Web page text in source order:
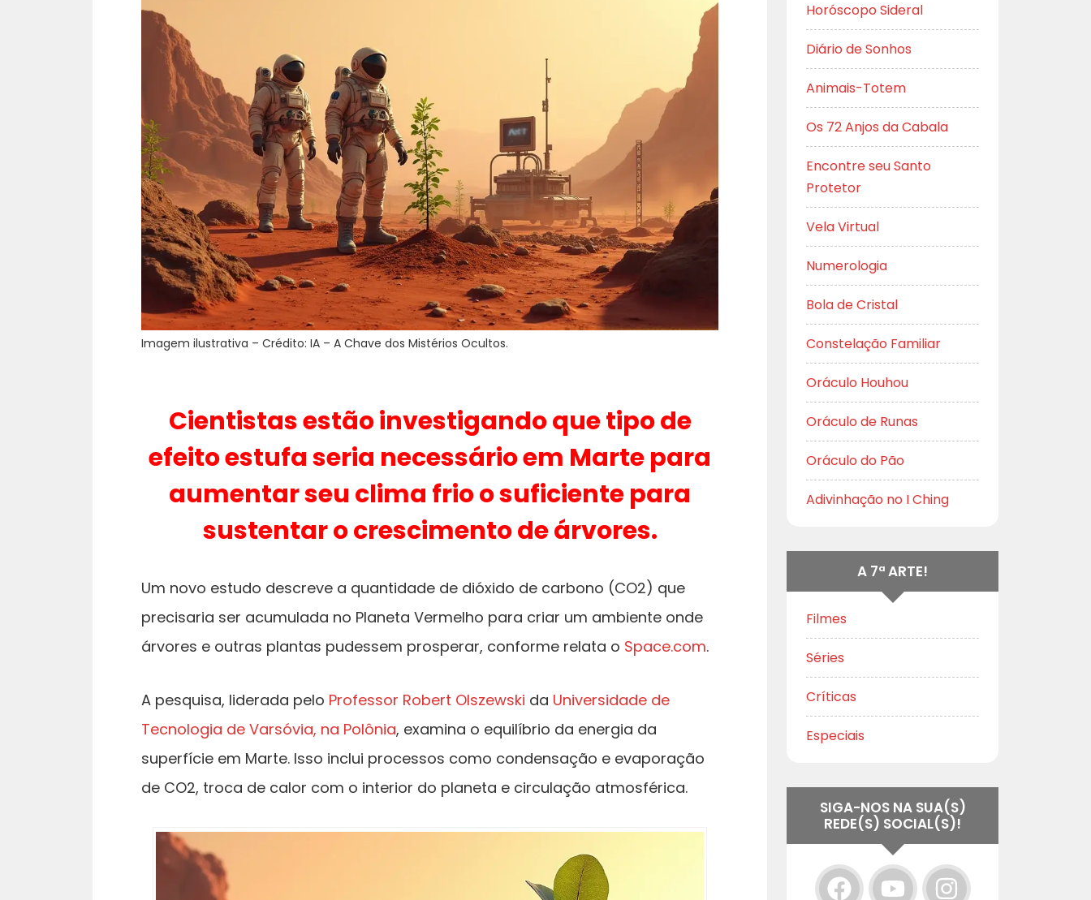
Imagem ilustrativa – Crédito: IA – A Chave dos Mistérios Ocultos.
Cientistas estão investigando que tipo de
efeito estufa seria necessário em Marte para
aumentar seu clima frio o suficiente para
sustentar o crescimento de árvores.
Um novo estudo descreve a quantidade de dióxido de carbono (CO2) que
precisaria ser acumulada no Planeta Vermelho para criar um ambiente onde
árvores e outras plantas pudessem prosperar, conforme relata o Space.com.
A pesquisa, liderada pelo Professor Robert Olszewski da Universidade de
Tecnologia de Varsóvia, na Polônia, examina o equilíbrio da energia da
superfície em Marte. Isso inclui processos como condensação e evaporação
de CO2, troca de calor com o interior do planeta e circulação atmosférica.
Horóscopo Sideral
Diário de Sonhos
Animais-Totem
Os 72 Anjos da Cabala
Encontre seu Santo
Protetor
Vela Virtual
Numerologia
Bola de Cristal
Constelação Familiar
Oráculo Houhou
Oráculo de Runas
Oráculo do Pão
Adivinhação no I Ching
A 7ª ARTE!
Filmes
Séries
Críticas
Especiais
SIGA-NOS NA SUA(S)
REDE(S) SOCIAL(S)!